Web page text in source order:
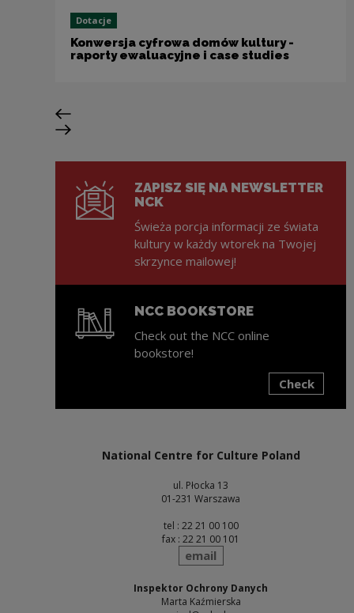
Dotacje
Konwersja cyfrowa domów kultury -
raporty ewaluacyjne i case studies
Previous slide
Next slide
ZAPISZ SIĘ NA NEWSLETTER
NCK
Świeża porcja informacji ze świata
kultury w każdy wtorek na Twojej
skrzynce mailowej!
NCC BOOKSTORE
Check out the NCC online
bookstore!
Check
National Centre for Culture Poland
ul. Płocka 13
01-231 Warszawa
tel : 22 21 00 100
fax : 22 21 00 101
send
email
Inspektor Ochrony Danych
Marta Kaźmierska